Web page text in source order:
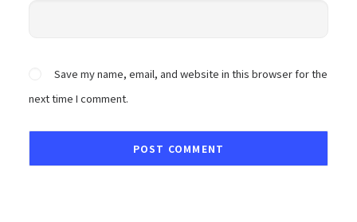
Save my name, email, and website in this browser for the
next time I comment.